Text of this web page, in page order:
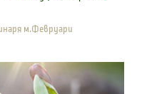
м.Февруари